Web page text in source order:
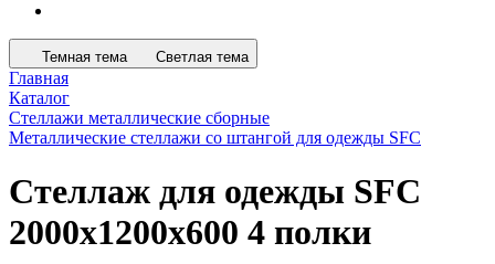
Темная тема Светлая тема
Главная
Каталог
Стеллажи металлические сборные
Металлические стеллажи со штангой для одежды SFC
Стеллаж для одежды SFC
2000х1200х600 4 полки